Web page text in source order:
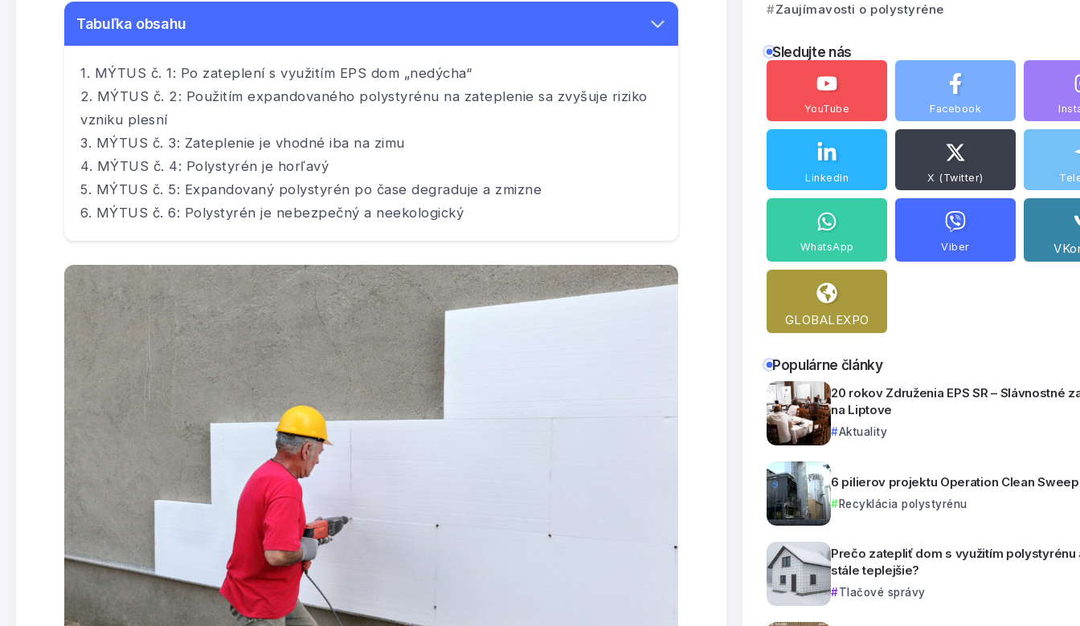
Tabuľka obsahu
MÝTUS č. 1: Po zateplení s využitím EPS dom „nedýcha“
MÝTUS č. 2: Použitím expandovaného polystyrénu na zateplenie sa zvyšuje riziko
vzniku plesní
MÝTUS č. 3: Zateplenie je vhodné iba na zimu
MÝTUS č. 4: Polystyrén je horľavý
MÝTUS č. 5: Expandovaný polystyrén po čase degraduje a zmizne
MÝTUS č. 6: Polystyrén je nebezpečný a neekologický
Zaujímavosti o polystyréne
Sledujte nás
YouTube Facebook
LinkedIn X (Twitter)
WhatsApp Viber
GLOBALEXPO
Populárne články
20 rokov Združenia EPS SR – Slávnostné
na Liptove
Aktuality
6 pilierov projektu Operation Clean Sweep
Recyklácia polystyrénu
Prečo zatepliť dom s využitím polystyrénu
stále teplejšie?
Tlačové správy